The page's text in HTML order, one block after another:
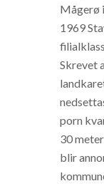
Mågerø
1969
Skrevet
porn
30
blir